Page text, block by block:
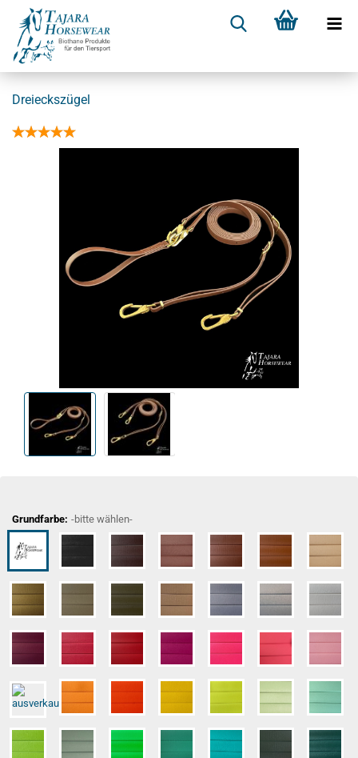
Dreieckszügel
Grundfarbe: -bitte wählen-